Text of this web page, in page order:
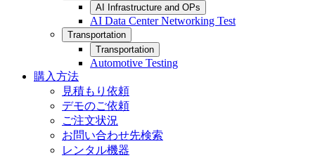
AI Infrastructure and OPs
AI Data Center Networking Test
Transportation
Transportation
Automotive Testing
購入方法
見積もり依頼
デモのご依頼
ご注文状況
お問い合わせ先検索
レンタル機器